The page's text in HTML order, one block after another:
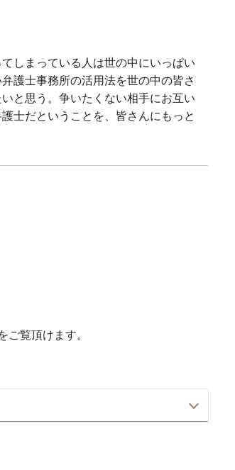
しまっている人は世の中にいっぱい
護士事務所の活用法を世の中の皆さ
と思う。争いたくない相手にお互い
士だということを、皆さんにもっと
ご覧頂けます。